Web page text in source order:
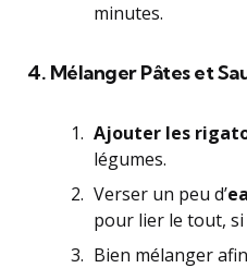
minutes.
4. Mélanger Pâtes et
Ajouter les
légumes.
Verser un peu d’
pour lier le tout, si
Bien mélanger